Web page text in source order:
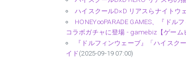
ハイスクールD×D リアスらナイトウ
HONEY∞PARADE GAMES、『ドル
コラボガチャに登場 - gamebiz【ゲーム
『ドルフィンウェーブ』「ハイスク
イド(2025-09-19 07:00)